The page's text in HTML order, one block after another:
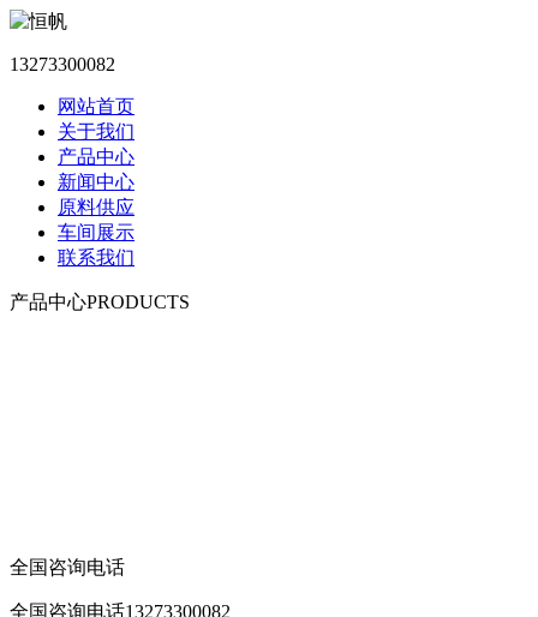
13273300082
网站首页
关于我们
产品中心
新闻中心
原料供应
车间展示
联系我们
产品中心PRODUCTS
全国咨询电话
全国咨询电话13273300082